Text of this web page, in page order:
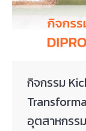
กิจกรรม
อุตสาหกรรม